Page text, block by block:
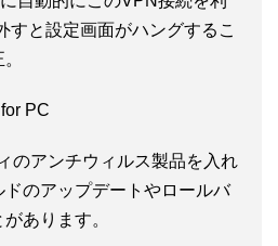
すと設定画面がハングするこ
PC
のアンチウィルス製品を入れ
のアップデートやロールバ
あります。